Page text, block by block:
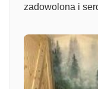
zadowolona i